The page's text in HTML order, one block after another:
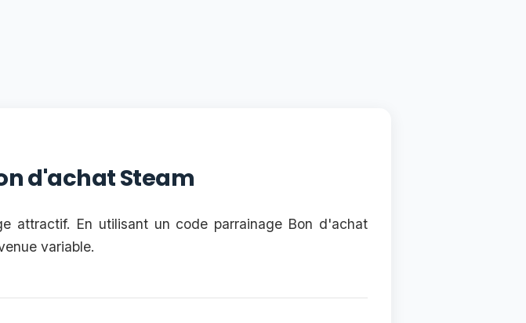
d'achat Steam
attractif. En utilisant un code parrainage Bon d'achat
variable.